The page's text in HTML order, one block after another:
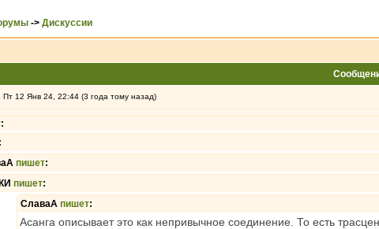
-> Дискуссии
Пт 12 Янв 24, 22:44 (3 года тому назад)
:
:
пишет:
КИ пишет:
СлаваА пишет:
Асанга описывает это как непривычное соединение. То есть